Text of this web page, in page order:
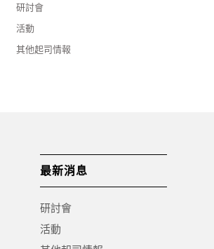
研討會
活動
其他起司情報
最新消息
研討會
活動